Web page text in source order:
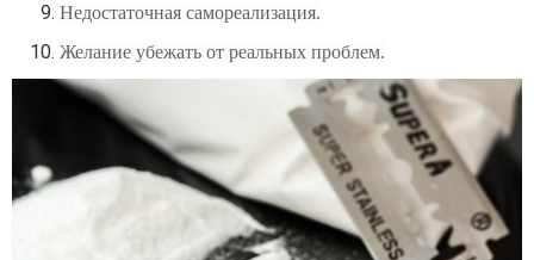
Недостаточная самореализация.
Желание убежать от реальных проблем.